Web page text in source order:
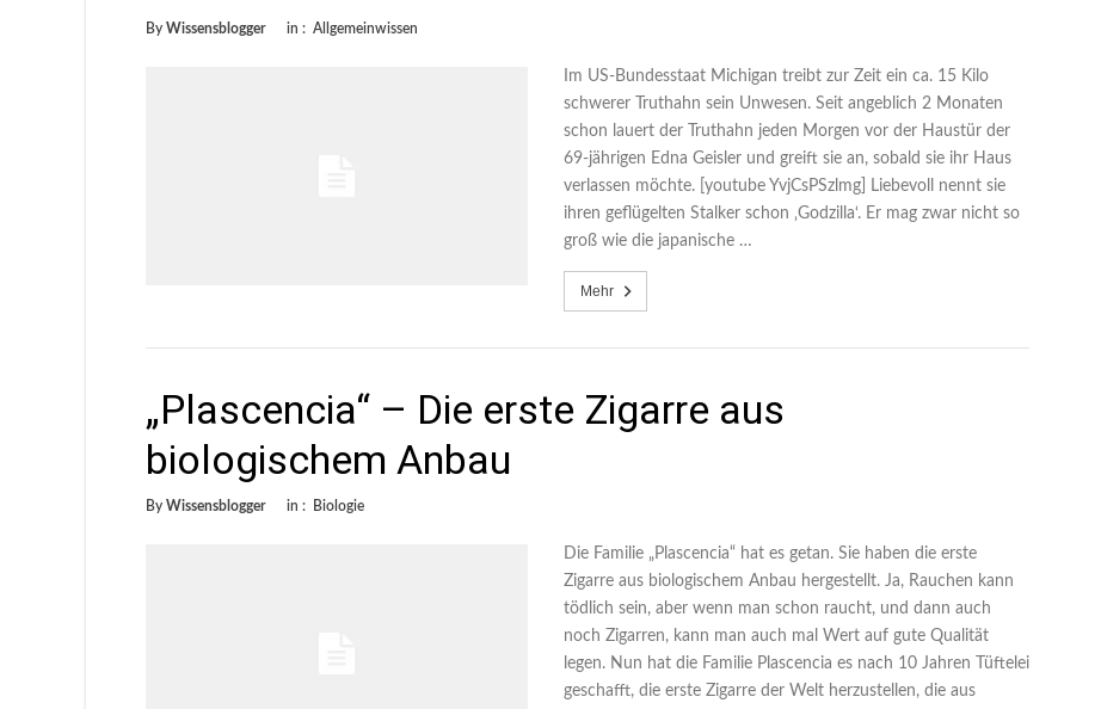
By Wissensblogger in : Allgemeinwissen
Im US-Bundesstaat Michigan treibt zur Zeit ein ca. 15 Kilo
schwerer Truthahn sein Unwesen. Seit angeblich 2 Monaten
schon lauert der Truthahn jeden Morgen vor der Haustür der
69-jährigen Edna Geisler und greift sie an, sobald sie ihr Haus
verlassen möchte. [youtube YvjCsPSzlmg] Liebevoll nennt sie
ihren geflügelten Stalker schon ‚Godzilla‘. Er mag zwar nicht so
groß wie die japanische …
Mehr
„Plascencia“ – Die erste Zigarre aus
biologischem Anbau
By Wissensblogger in : Biologie
Die Familie „Plascencia“ hat es getan. Sie haben die erste
Zigarre aus biologischem Anbau hergestellt. Ja, Rauchen kann
tödlich sein, aber wenn man schon raucht, und dann auch
noch Zigarren, kann man auch mal Wert auf gute Qualität
legen. Nun hat die Familie Plascencia es nach 10 Jahren Tüftelei
geschafft, die erste Zigarre der Welt herzustellen, die aus